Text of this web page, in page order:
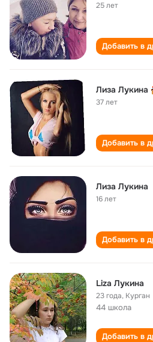
25 лет
Добавить в
Лиза Лукина
37 лет
Добавить в
Лиза Лукина
16 лет
Добавить в
Liza Лукина
23 года, Курган
44 школа
Добавить в